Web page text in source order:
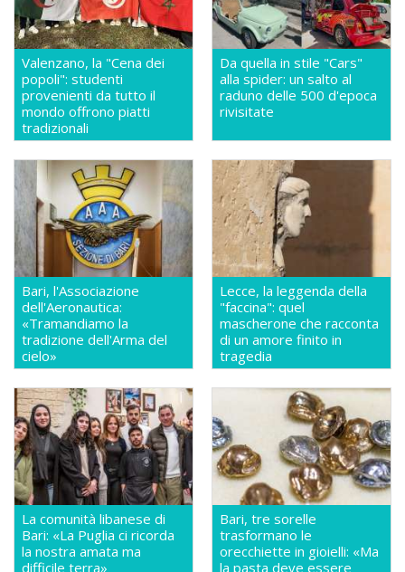
Valenzano, la "Cena dei
popoli": studenti
provenienti da tutto il
mondo offrono piatti
tradizionali
Da quella in stile "Cars"
alla spider: un salto al
raduno delle 500 d'epoca
rivisitate
Bari, l'Associazione
dell'Aeronautica:
«Tramandiamo la
tradizione dell'Arma del
cielo»
Lecce, la leggenda della
"faccina": quel
mascherone che racconta
di un amore finito in
tragedia
La comunità libanese di
Bari: «La Puglia ci ricorda
la nostra amata ma
difficile terra»
Bari, tre sorelle
trasformano le
orecchiette in gioielli: «Ma
la pasta deve essere